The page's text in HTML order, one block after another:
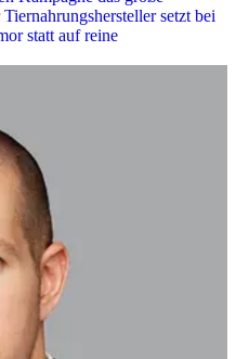
setzt bei
statt auf reine